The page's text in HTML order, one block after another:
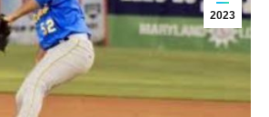
2023